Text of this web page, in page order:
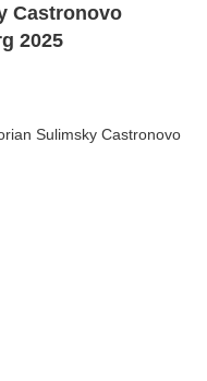
Castronovo
2025